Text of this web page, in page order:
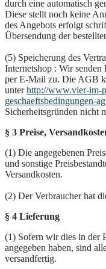
durch eine automatisch
Diese stellt noch keine
des Angebots erfolgt
Übersendung der
(5) Speicherung des
Internetshop : Wir
per E-Mail zu. Die AGB
unterhttp://www.vier-im-
geschaeftsbedingungen-
Sicherheitsgründen nicht
§ 3 Preise,
(1) Die angegebenen
und sonstige
Versandkosten.
(2) Der Verbraucher hat
§ 4 Lieferung
(1) Sofern wir dies in der
angegeben haben, sind
versandfertig.